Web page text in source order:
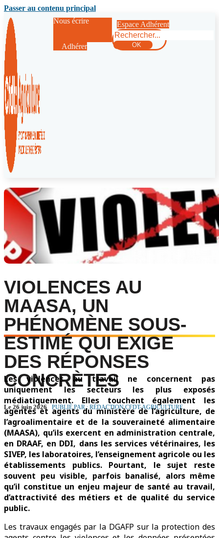
Passer au contenu principal
Nous écrire
Adhérer
Espace Adhérent
Rechercher
OK
VIOLENCES AU
MAASA, UN
PHÉNOMÈNE SOUS-
ESTIMÉ QUI EXIGE
DES RÉPONSES
CONCRÈTES
Le 26 juin 2026 PUBLIÉ PAR : RÉDACTION CFDT-AGRICULTURE
Les violences au travail ne concernent pas
uniquement les secteurs les plus exposés
médiatiquement. Elles touchent également les
agentes et agents du ministère de l’agriculture, de
l’agroalimentaire et de la souveraineté alimentaire
(MAASA), qu’ils exercent en administration centrale,
en DRAAF, en DDI, dans les services vétérinaires, les
SIVEP, les laboratoires, l’enseignement agricole ou les
établissements publics. Pourtant, le sujet reste
souvent peu visible, parfois banalisé, alors même
qu’il constitue un enjeu majeur de santé au travail,
d’attractivité des métiers et de qualité du service
public.
Les travaux engagés par la DGAFP sur la protection des